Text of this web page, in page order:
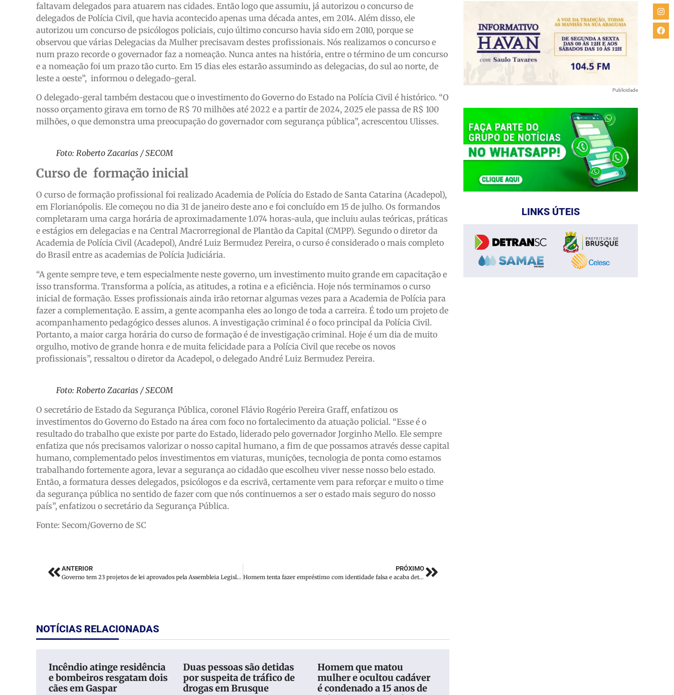
faltavam delegados para atuarem nas cidades. Então logo que assumiu, já autorizou o concurso de
delegados de Polícia Civil, que havia acontecido apenas uma década antes, em 2014. Além disso, ele
autorizou um concurso de psicólogos policiais, cujo último concurso havia sido em 2010, porque se
observou que várias Delegacias da Mulher precisavam destes profissionais. Nós realizamos o concurso e
num prazo recorde o governador faz a nomeação. Nunca antes na história, entre o término de um concurso
e a nomeação foi um prazo tão curto. Em 15 dias eles estarão assumindo as delegacias, do sul ao norte, de
leste a oeste”, informou o delegado-geral.
O delegado-geral também destacou que o investimento do Governo do Estado na Polícia Civil é histórico. “O
nosso orçamento girava em torno de R$ 70 milhões até 2022 e a partir de 2024, 2025 ele passa de R$ 100
milhões, o que demonstra uma preocupação do governador com segurança pública”, acrescentou Ulisses.
Foto: Roberto Zacarias / SECOM
Curso de formação inicial
O curso de formação profissional foi realizado Academia de Polícia do Estado de Santa Catarina (Acadepol),
em Florianópolis. Ele começou no dia 31 de janeiro deste ano e foi concluído em 15 de julho. Os formandos
completaram uma carga horária de aproximadamente 1.074 horas-aula, que incluiu aulas teóricas, práticas
e estágios em delegacias e na Central Macrorregional de Plantão da Capital (CMPP). Segundo o diretor da
Academia de Polícia Civil (Acadepol), André Luiz Bermudez Pereira, o curso é considerado o mais completo
do Brasil entre as academias de Polícia Judiciária.
“A gente sempre teve, e tem especialmente neste governo, um investimento muito grande em capacitação e
isso transforma. Transforma a polícia, as atitudes, a rotina e a eficiência. Hoje nós terminamos o curso
inicial de formação. Esses profissionais ainda irão retornar algumas vezes para a Academia de Polícia para
fazer a complementação. E assim, a gente acompanha eles ao longo de toda a carreira. É todo um projeto de
acompanhamento pedagógico desses alunos. A investigação criminal é o foco principal da Polícia Civil.
Portanto, a maior carga horária do curso de formação é de investigação criminal. Hoje é um dia de muito
orgulho, motivo de grande honra e de muita felicidade para a Polícia Civil que recebe os novos
profissionais”, ressaltou o diretor da Acadepol, o delegado André Luiz Bermudez Pereira.
Foto: Roberto Zacarias / SECOM
O secretário de Estado da Segurança Pública, coronel Flávio Rogério Pereira Graff, enfatizou os
investimentos do Governo do Estado na área com foco no fortalecimento da atuação policial. “Esse é o
resultado do trabalho que existe por parte do Estado, liderado pelo governador Jorginho Mello. Ele sempre
enfatiza que nós precisamos valorizar o nosso capital humano, a fim de que possamos através desse capital
humano, complementado pelos investimentos em viaturas, munições, tecnologia de ponta como estamos
trabalhando fortemente agora, levar a segurança ao cidadão que escolheu viver nesse nosso belo estado.
Então, a formatura desses delegados, psicólogos e da escrivã, certamente vem para reforçar e muito o time
da segurança pública no sentido de fazer com que nós continuemos a ser o estado mais seguro do nosso
país”, enfatizou o secretário da Segurança Pública.
Fonte: Secom/Governo de SC
ANTERIOR
Governo tem 23 projetos de lei aprovados pela Assembleia Legislativa de SC
PRÓXIMO
Homem tenta fazer empréstimo com identidade falsa e acaba detido
NOTÍCIAS RELACIONADAS
Incêndio atinge residência
e bombeiros resgatam dois
cães em Gaspar
Duas pessoas são detidas
por suspeita de tráfico de
drogas em Brusque
Homem que matou
mulher e ocultou cadáver
é condenado a 15 anos de
Publicidade
LINKS ÚTEIS